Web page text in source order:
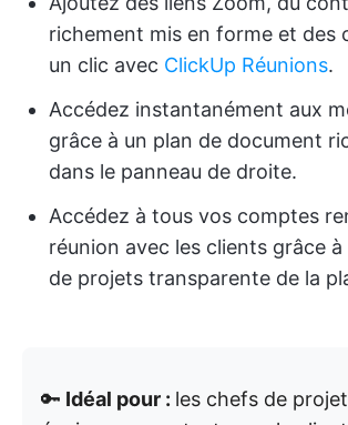
richement mis en forme et des
un clic avec ClickUp Réunions.
Accédez instantanément aux
grâce à un plan de document
dans le panneau de droite.
Accédez à tous vos comptes
réunion avec les clients grâce
de projets transparente de la
🔑 Idéal pour : les chefs de